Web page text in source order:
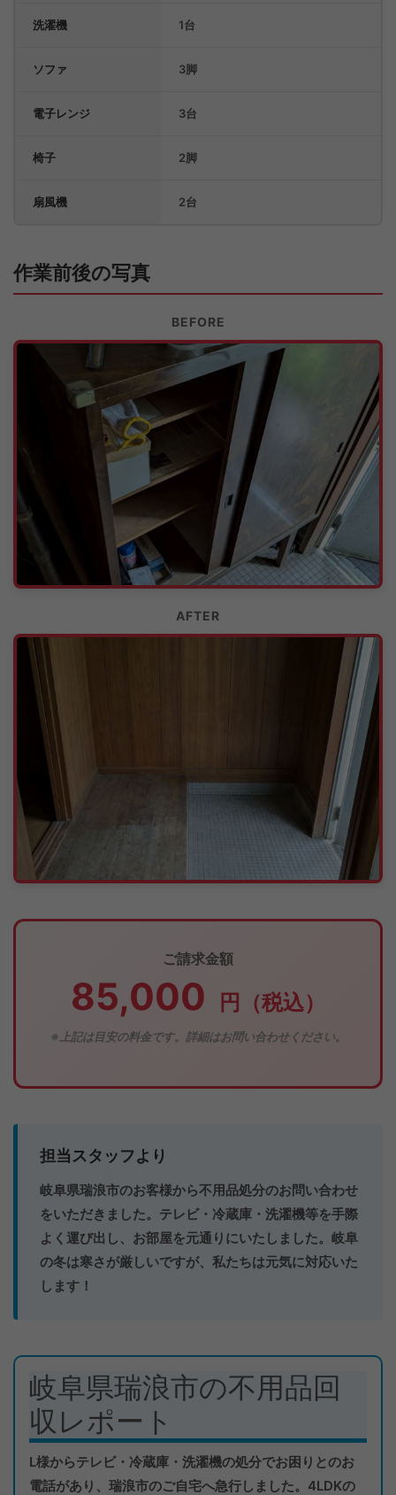
洗濯機 1台
ソファ 3脚
電子レンジ 3台
椅子 2脚
扇風機 2台
作業前後の写真
BEFORE
AFTER
ご請求金額
85,000 円（税込）
※上記は目安の料金です。詳細はお問い合わせください。
担当スタッフより
岐阜県瑞浪市のお客様から不用品処分のお問い合わせ
をいただきました。テレビ・冷蔵庫・洗濯機等を手際
よく運び出し、お部屋を元通りにいたしました。岐阜
の冬は寒さが厳しいですが、私たちは元気に対応いた
します！
岐阜県瑞浪市の不用品回
収レポート
L様からテレビ・冷蔵庫・洗濯機の処分でお困りとのお
電話があり、瑞浪市のご自宅へ急行しました。4LDKの